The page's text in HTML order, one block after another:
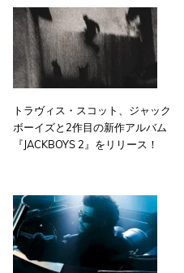
トラヴィス・スコット、ジャック
ボーイズと2作目の新作アルバム
『JACKBOYS 2』をリリース！